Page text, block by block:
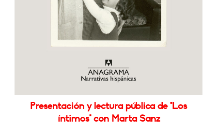
Presentación y lectura pública de "Los
íntimos" con Marta Sanz